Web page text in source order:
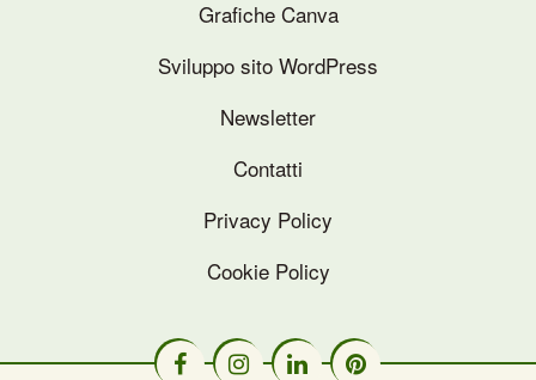
Grafiche Canva
Sviluppo sito WordPress
Newsletter
Contatti
Privacy Policy
Cookie Policy